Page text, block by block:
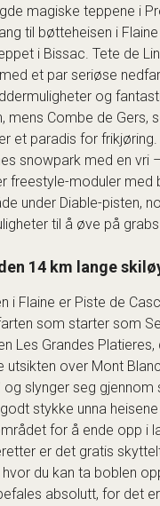
magiske teppene i
til bøtteheisen i
i Bissac. Tete de
et par seriøse
og
mens Combe de Gers,
et paradis for frikjøring.
snowpark med en vri
freestyle-moduler med
under Diable-pisten,
til å øve på
14 km lange
i Flaine er Piste de
som starter som
Les Grandes
utsikten over Mont
og slynger seg
stykke unna
for å ende opp i
er det gratis
du kan ta boblen
absolutt, for det